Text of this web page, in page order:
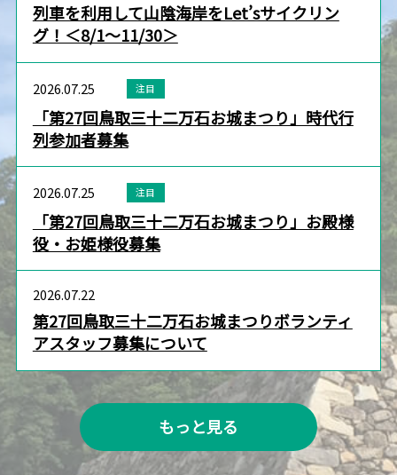
列車を利用して山陰海岸をLet’sサイクリン
グ！＜8/1～11/30＞
「第27回鳥取三十二万石お城まつり」時代行
列参加者募集
2026.07.25 注目
「第27回鳥取三十二万石お城まつり」お殿様
役・お姫様役募集
2026.07.25 注目
第27回鳥取三十二万石お城まつりボランティ
アスタッフ募集について
2026.07.22
もっと見る